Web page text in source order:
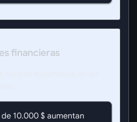
financieras
10.000 $ aumentan